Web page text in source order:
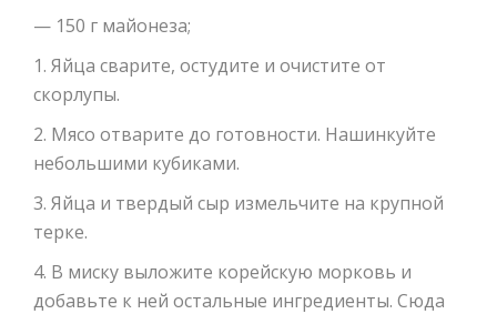
— 150 г майонеза;
1. Яйца сварите, остудите и очистите от
скорлупы.
2. Мясо отварите до готовности. Нашинкуйте
небольшими кубиками.
3. Яйца и твердый сыр измельчите на крупной
терке.
4. В миску выложите корейскую морковь и
добавьте к ней остальные ингредиенты. Сюда